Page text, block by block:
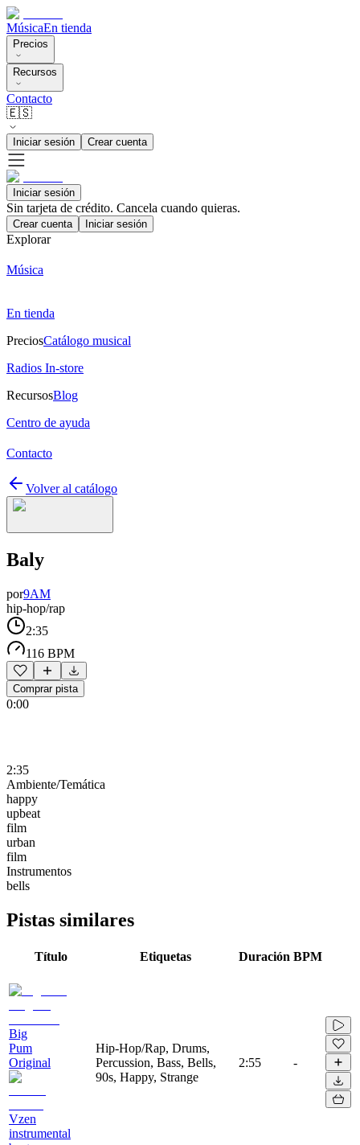
MúsicaEn tienda
Precios
Recursos
Contacto
🇪🇸
Iniciar sesión Crear cuenta
Iniciar sesión
Sin tarjeta de crédito. Cancela cuando quieras.
Crear cuenta Iniciar sesión
Explorar
Música
En tienda
PreciosCatálogo musical
Radios In-store
RecursosBlog
Centro de ayuda
Contacto
Volver al catálogo
Baly
por9AM
hip-hop/rap
2:35
116 BPM
Comprar pista
0:00
2:35
Ambiente/Temática
happy
upbeat
film
urban
film
Instrumentos
bells
Pistas similares
Título Etiquetas Duración BPM
Big
Pum
Original
Vzen
instrumental
Hip-Hop/Rap, Drums,
Percussion, Bass, Bells,
90s, Happy, Strange
2:55 -